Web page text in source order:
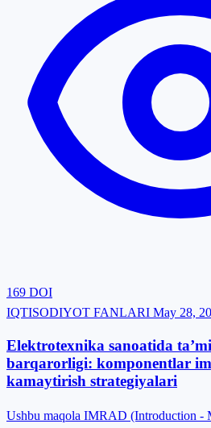
169 DOI
IQTISODIYOT FANLARI May 28,
Elektrotexnika sanoatida
barqarorligi: komponentlar
kamaytirish strategiyalari
Ushbu maqola IMRAD (Introduction -